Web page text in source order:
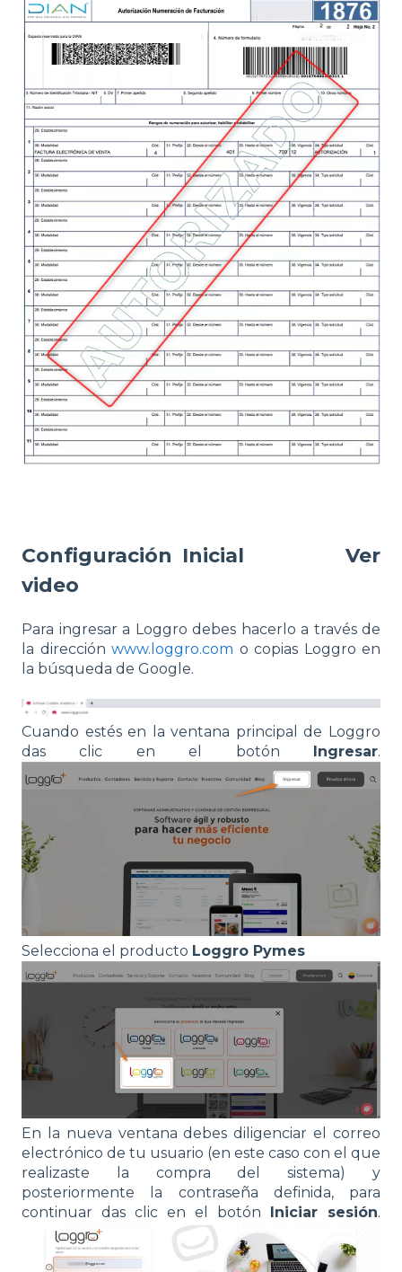
Configuración Inicial
Ver
video
Para ingresar a Loggro debes hacerlo a través de
la dirección www.loggro.com o copias Loggro en
la búsqueda de Google.
Cuando estés en la ventana principal de Loggro
das clic en el botón
Ingresar.
Selecciona el producto Loggro Pymes
En la nueva ventana debes diligenciar el correo
electrónico de tu usuario (en este caso con el que
realizaste la compra del sistema) y
posteriormente la contraseña definida, para
continuar das clic en el botón Iniciar sesión.